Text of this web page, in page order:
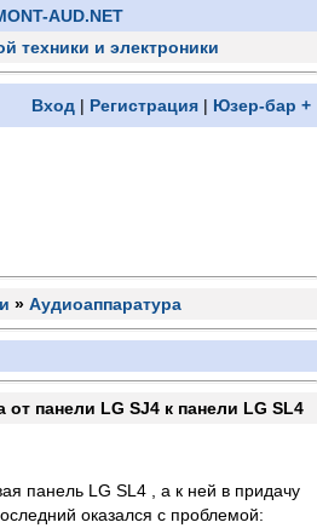
AUD.NET
техники и электроники
Вход | Регистрация | Юзер-бар +
» Аудиоаппаратура
панели LG SJ4 к панели LG SL4
панель LG SL4 , а к ней в придачу
оказался с проблемой: